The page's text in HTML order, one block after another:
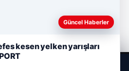
Güncel Haberler
kesen yelken yarışları